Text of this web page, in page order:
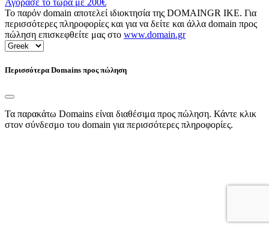
Αγόρασε το τώρα με 200€
Το παρόν domain αποτελεί ιδιοκτησία της DOMAINGR ΙΚΕ. Για
περισσότερες πληροφορίες και για να δείτε και άλλα domain προς
πώληση επισκεφθείτε μας στο www.domain.gr
Περισσότερα Domains προς πώληση
Τα παρακάτω Domains είναι διαθέσιμα προς πώληση. Κάντε κλικ
στον σύνδεσμο του domain για περισσότερες πληροφορίες.